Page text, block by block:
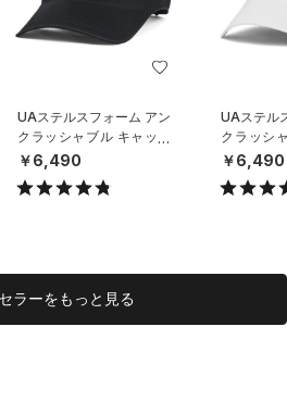
UAステルスフォーム アン
クラッシャブル キャップ
（ライフスタイル/UNISE
X）
￥6,490
UAステル
クラッシ
（ライフ
X）
￥6,490
ラーをもっと見る